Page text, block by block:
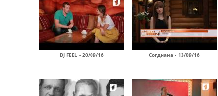
DJ FEEL - 20/09/16 Согдиана - 13/09/16